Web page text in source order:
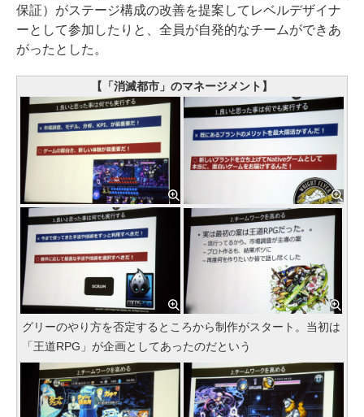
保証）がステージ構成の改善を提案してレベルデザイナ
ーとして参加したりと、全員が自発的なチームができあ
がったとした。
【「消滅都市」のマネージメント】
グリーのやり方を否定するところから制作がスタート。当初は
「王道RPG」が企画としてあったのだという